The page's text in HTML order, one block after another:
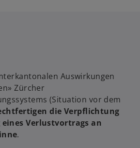
Auswirkungen
Zürcher
(Situation vor dem
die Verpflichtung
Verlustvortrags an
.